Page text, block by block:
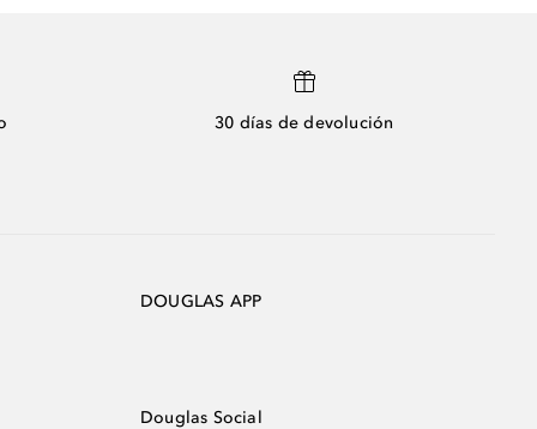
30 días de devolución
DOUGLAS APP
Douglas Social